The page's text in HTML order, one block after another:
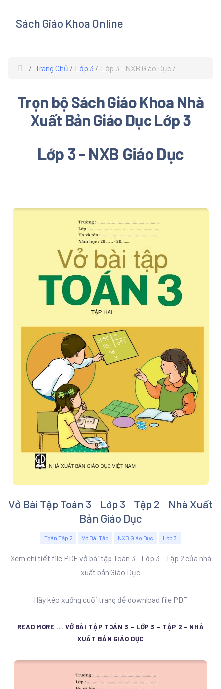
Sách Giáo Khoa Online
Trang Chủ Lớp 3 Lớp 3 - NXB Giáo Dục
Trọn bộ Sách Giáo Khoa Nhà
Xuất Bản Giáo Dục Lớp 3
Lớp 3 - NXB Giáo Dục
Vở Bài Tập Toán 3 - Lớp 3 - Tập 2 - Nhà Xuất
Bản Giáo Dục
Toán Tập 2 Vở Bài Tập NXB Giáo Dục Lớp 3
Xem chi tiết file PDF vở bài tập Toán 3 - Lớp 3 - Tập 2 của nhà
xuất bản Giáo Dục
Hãy kéo xuống cuối trang để download file PDF
READ MORE ... VỞ BÀI TẬP TOÁN 3 - LỚP 3 - TẬP 2 - NHÀ
XUẤT BẢN GIÁO DỤC